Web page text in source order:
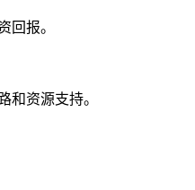
回报。
和资源支持。